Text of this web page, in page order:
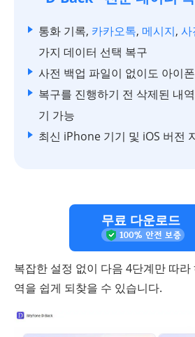
통화 기록, 카카오톡, 메시지, 사
가지 데이터 선택 복구
사전 백업 파일이 없이도 아이
복구를 진행하기 전 삭제된 내
기 가능
최신 iPhone 기기 및 iOS 버전
무료 다운로드
복잡한 설정 없이 다음 4단계만 따라
역을 쉽게 되찾을 수 있습니다.